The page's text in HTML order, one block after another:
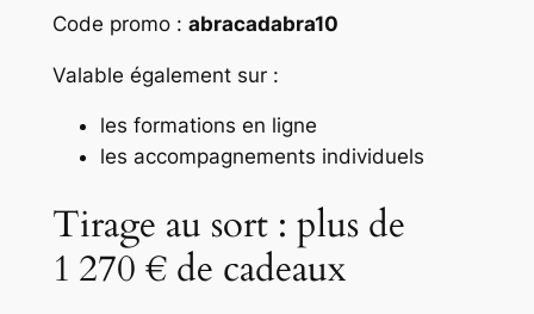
Code promo : abracadabra10
Valable également sur :
les formations en ligne
les accompagnements individuels
Tirage au sort : plus de
1 270 € de cadeaux